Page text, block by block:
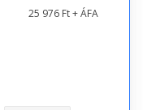
25 976 Ft + ÁFA